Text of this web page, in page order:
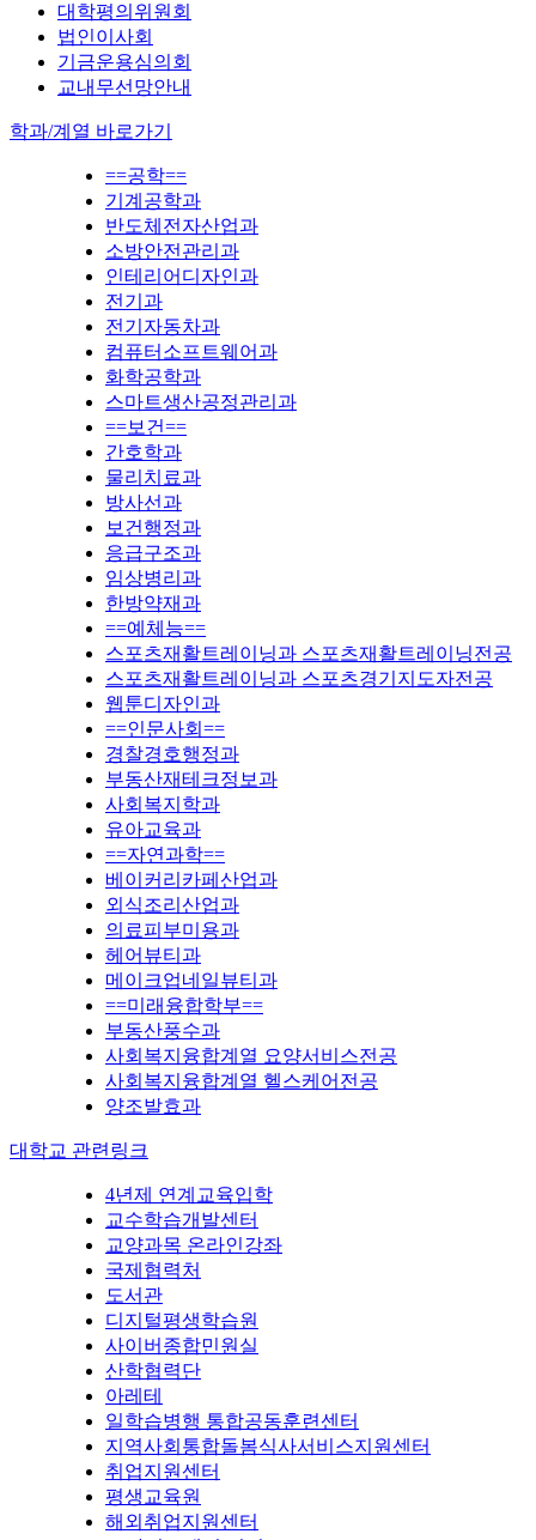
대학평의위원회
법인이사회
기금운용심의회
교내무선망안내
학과/계열 바로가기
==공학==
기계공학과
반도체전자산업과
소방안전관리과
인테리어디자인과
전기과
전기자동차과
컴퓨터소프트웨어과
화학공학과
스마트생산공정관리과
==보건==
간호학과
물리치료과
방사선과
보건행정과
응급구조과
임상병리과
한방약재과
==예체능==
스포츠재활트레이닝과 스포츠재활트레이닝전공
스포츠재활트레이닝과 스포츠경기지도자전공
웹툰디자인과
==인문사회==
경찰경호행정과
부동산재테크정보과
사회복지학과
유아교육과
==자연과학==
베이커리카페산업과
외식조리산업과
의료피부미용과
헤어뷰티과
메이크업네일뷰티과
==미래융합학부==
부동산풍수과
사회복지융합계열 요양서비스전공
사회복지융합계열 헬스케어전공
양조발효과
대학교 관련링크
4년제 연계교육입학
교수학습개발센터
교양과목 온라인강좌
국제협력처
도서관
디지털평생학습원
사이버종합민원실
산학협력단
아레테
일학습병행 통합공동훈련센터
지역사회통합돌봄식사서비스지원센터
취업지원센터
평생교육원
해외취업지원센터